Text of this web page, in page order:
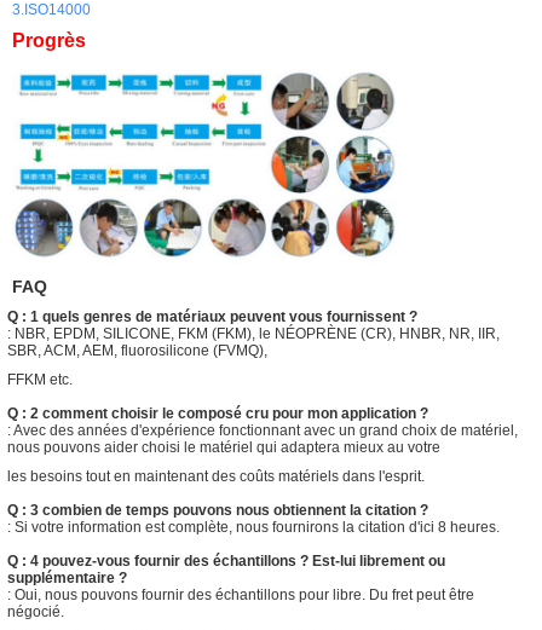
3.ISO14000
Progrès
FAQ
Q : 1 quels genres de matériaux peuvent vous fournissent ?
: NBR, EPDM, SILICONE, FKM (FKM), le NÉOPRÈNE (CR), HNBR, NR, IIR,
SBR, ACM, AEM, fluorosilicone (FVMQ),
FFKM etc.
Q : 2 comment choisir le composé cru pour mon application ?
: Avec des années d'expérience fonctionnant avec un grand choix de matériel,
nous pouvons aider choisi le matériel qui adaptera mieux au votre
les besoins tout en maintenant des coûts matériels dans l'esprit.
Q : 3 combien de temps pouvons nous obtiennent la citation ?
: Si votre information est complète, nous fournirons la citation d'ici 8 heures.
Q : 4 pouvez-vous fournir des échantillons ? Est-lui librement ou
supplémentaire ?
: Oui, nous pouvons fournir des échantillons pour libre. Du fret peut être
négocié.